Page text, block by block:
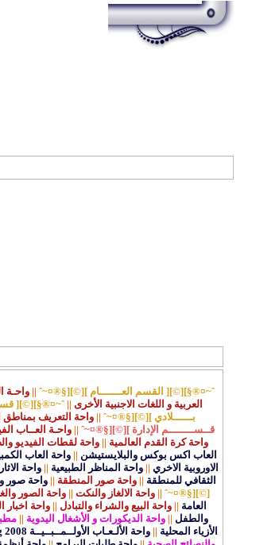
ˆ~¤®§][©][ القسم العـــــــام ][©][§®¤~ˆ || واحـة
العربية و اللغات الاجنبية الأخرى ||
ˆ~¤®§][©][
بــــــلادي ][©][§®¤~ˆ ||واحة التعريف
قــســــــــم الإدارة ][©][§®¤~ˆ || واحـة العــاب
واحة كرة القدم العالمية || واحة لقطات الفيديو
العاب اكس بوكس والبلايستيشن || واحة العاب
الاوروبية الاخري ||واحة المناظر الطبيعية ||واحة
الثقافي للمنطقة ||واحة صور المنطقة ||واحة صور
[©][§®¤~ˆ
|| واحة الالغاز والنكت || واحة الصور
العامة || واحة البيع والشراء والتبادل || واحة اخبار
والطفل ||واحة الديكورات و الأشغال اليدوية ||
الأزياء المحلية || واحة الألـعـاب الأولــمــبــيــة Beijing 2008